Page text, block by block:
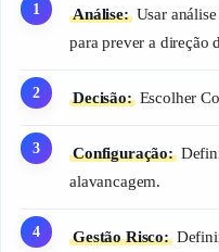
Análise:Usar
para prever a direção
Decisão:Escolher
Configuração:
alavancagem.
Gestão Risco: